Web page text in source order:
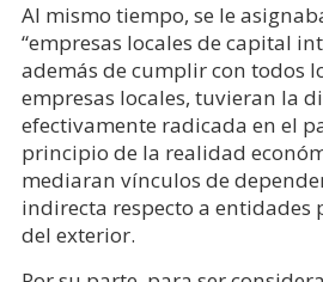
Al mismo tiempo, se le
“empresas locales de capital
además de cumplir con todos
empresas locales, tuvieran la
efectivamente radicada en el
principio de la realidad
mediaran vínculos de
indirecta respecto a entidades
del exterior.